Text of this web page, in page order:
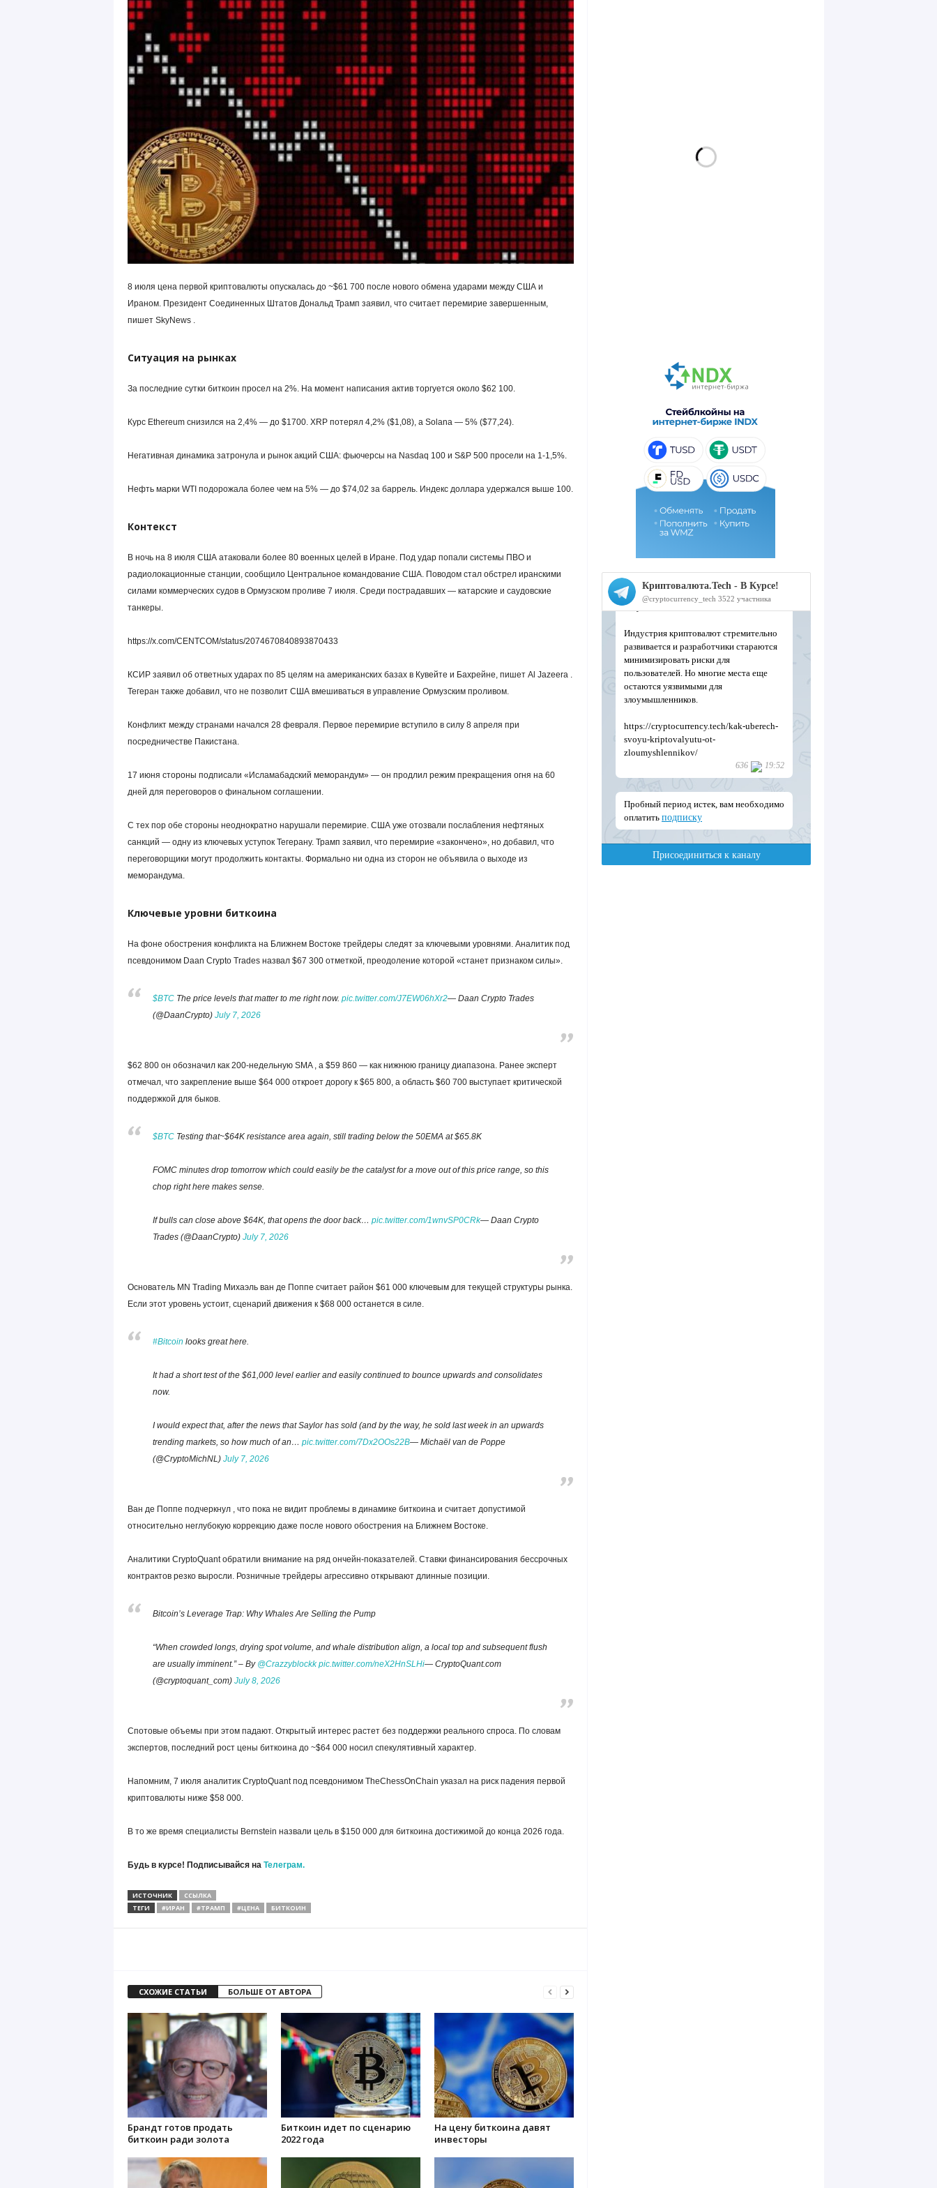
8 июля цена первой криптовалюты опускалась до ~$61 700 после нового обмена ударами между США и
Ираном. Президент Соединенных Штатов Дональд Трамп заявил, что считает перемирие завершенным,
пишет SkyNews .
Ситуация на рынках
За последние сутки биткоин просел на 2%. На момент написания актив торгуется около $62 100.
Курс Ethereum снизился на 2,4% — до $1700. XRP потерял 4,2% ($1,08), а Solana — 5% ($77,24).
Негативная динамика затронула и рынок акций США: фьючерсы на Nasdaq 100 и S&P 500 просели на 1-1,5%.
Нефть марки WTI подорожала более чем на 5% — до $74,02 за баррель. Индекс доллара удержался выше 100.
Контекст
В ночь на 8 июля США атаковали более 80 военных целей в Иране. Под удар попали системы ПВО и
радиолокационные станции, сообщило Центральное командование США. Поводом стал обстрел иранскими
силами коммерческих судов в Ормузском проливе 7 июля. Среди пострадавших — катарские и саудовские
танкеры.
https://x.com/CENTCOM/status/2074670840893870433
КСИР заявил об ответных ударах по 85 целям на американских базах в Кувейте и Бахрейне, пишет Al Jazeera .
Тегеран также добавил, что не позволит США вмешиваться в управление Ормузским проливом.
Конфликт между странами начался 28 февраля. Первое перемирие вступило в силу 8 апреля при
посредничестве Пакистана.
17 июня стороны подписали «Исламабадский меморандум» — он продлил режим прекращения огня на 60
дней для переговоров о финальном соглашении.
С тех пор обе стороны неоднократно нарушали перемирие. США уже отозвали послабления нефтяных
санкций — одну из ключевых уступок Тегерану. Трамп заявил, что перемирие «закончено», но добавил, что
переговорщики могут продолжить контакты. Формально ни одна из сторон не объявила о выходе из
меморандума.
Ключевые уровни биткоина
На фоне обострения конфликта на Ближнем Востоке трейдеры следят за ключевыми уровнями. Аналитик под
псевдонимом Daan Crypto Trades назвал $67 300 отметкой, преодоление которой «станет признаком силы».
$BTCThe price levels that matter to me right now. pic.twitter.com/J7EW06hXr2— Daan Crypto Trades
(@DaanCrypto) July 7, 2026
$62 800 он обозначил как 200-недельную SMA , а $59 860 — как нижнюю границу диапазона. Ранее эксперт
отмечал, что закрепление выше $64 000 откроет дорогу к $65 800, а область $60 700 выступает критической
поддержкой для быков.
$BTCTesting that~$64K resistance area again, still trading below the 50EMA at $65.8K
FOMC minutes drop tomorrow which could easily be the catalyst for a move out of this price range, so this
chop right here makes sense.
If bulls can close above $64K, that opens the door back… pic.twitter.com/1wnvSP0CRk— Daan Crypto
Trades (@DaanCrypto) July 7, 2026
Основатель MN Trading Михаэль ван де Поппе считает район $61 000 ключевым для текущей структуры рынка.
Если этот уровень устоит, сценарий движения к $68 000 останется в силе.
#Bitcoin looks great here.
It had a short test of the $61,000 level earlier and easily continued to bounce upwards and consolidates
now.
I would expect that, after the news that Saylor has sold (and by the way, he sold last week in an upwards
trending markets, so how much of an… pic.twitter.com/7Dx2OOs22B— Michaël van de Poppe
(@CryptoMichNL) July 7, 2026
Ван де Поппе подчеркнул , что пока не видит проблемы в динамике биткоина и считает допустимой
относительно неглубокую коррекцию даже после нового обострения на Ближнем Востоке.
Аналитики CryptoQuant обратили внимание на ряд ончейн-показателей. Ставки финансирования бессрочных
контрактов резко выросли. Розничные трейдеры агрессивно открывают длинные позиции.
Bitcoin’s Leverage Trap: Why Whales Are Selling the Pump
“When crowded longs, drying spot volume, and whale distribution align, a local top and subsequent flush
are usually imminent.” – By @Crazzyblockk pic.twitter.com/neX2HnSLHi— CryptoQuant.com
(@cryptoquant_com) July 8, 2026
Спотовые объемы при этом падают. Открытый интерес растет без поддержки реального спроса. По словам
экспертов, последний рост цены биткоина до ~$64 000 носил спекулятивный характер.
Напомним, 7 июля аналитик CryptoQuant под псевдонимом TheChessOnChain указал на риск падения первой
криптовалюты ниже $58 000.
В то же время специалисты Bernstein назвали цель в $150 000 для биткоина достижимой до конца 2026 года.
Будь в курсе! Подписывайся на Телеграм.
ИСТОЧНИК
ССЫЛКА
ТЕГИ
#ИРАН #ТРАМП #ЦЕНА БИТКОИН
СХОЖИЕ СТАТЬИ БОЛЬШЕ ОТ АВТОРА
Брандт готов продать
биткоин ради золота
Биткоин идет по сценарию
2022 года
На цену биткоина давят
инвесторы